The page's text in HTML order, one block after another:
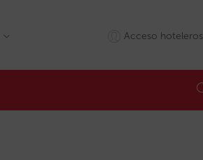
Acceso hoteleros